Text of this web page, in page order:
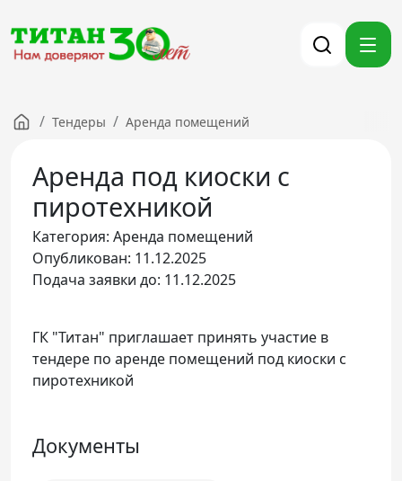
Партнерам
Тендеры
Вакансии
Новости
Контакты
8 (3012) 411-099
/ Тендеры / Аренда помещений
Аренда под киоски с
пиротехникой
Категория: Аренда помещений
Опубликован: 11.12.2025
Подача заявки до: 11.12.2025
ГК "Титан" приглашает принять участие в
тендере по аренде помещений под киоски с
пиротехникой
Документы